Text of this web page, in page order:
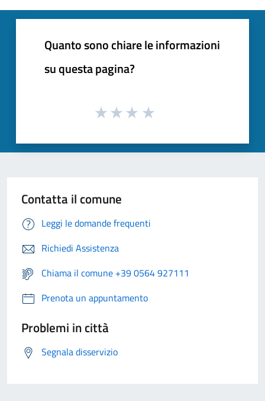
Quanto sono chiare le informazioni
su questa pagina?
Contatta il comune
Leggi le domande frequenti
Richiedi Assistenza
Chiama il comune +39 0564 927111
Prenota un appuntamento
Problemi in città
Segnala disservizio